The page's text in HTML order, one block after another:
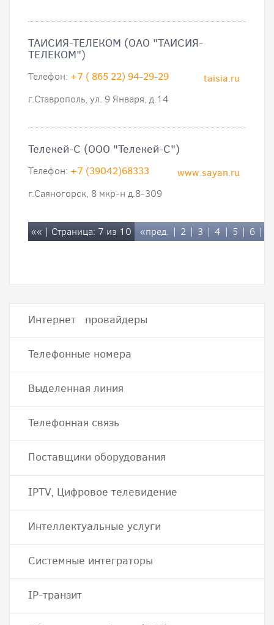
ТАИСИЯ-ТЕЛЕКОМ (ОАО "ТАИСИЯ-
ТЕЛЕКОМ")
taisia.ru
Телефон: +7 ( 865 22) 94-29-29
г.Ставрополь, ул. 9 Января, д.14
Телекей-С (OOO "Телекей-С")
www.sayan.ru
Телефон: +7 (39042)68333
г.Саяногорск, 8 мкр-н д.8-309
«« | Страница: 7 из 10 «пред. | 2 | 3 | 4 | 5 | 6 |
Интернет провайдеры
Телефонные номера
Выделенная линия
Телефонная связь
Поставщики оборудования
IPTV, Цифровое телевидение
Интеллектуальные услуги
Системные интеграторы
IP-транзит